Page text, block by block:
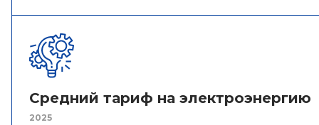
Средний тариф на электроэнергию
2025